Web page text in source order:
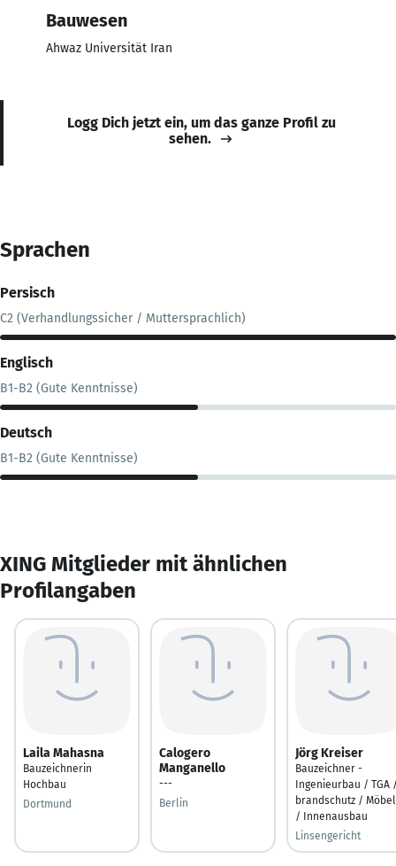
Bauwesen
Ahwaz Universität Iran
Logg Dich jetzt ein, um das ganze Profil zu
sehen.
Sprachen
Persisch
C2 (Verhandlungssicher / Muttersprachlich)
Englisch
B1-B2 (Gute Kenntnisse)
Deutsch
B1-B2 (Gute Kenntnisse)
XING Mitglieder mit ähnlichen
Profilangaben
Laila Mahasna
Bauzeichnerin
Hochbau
Dortmund
Calogero
Manganello
---
Berlin
Jörg Kreiser
Bauzeichner -
Ingenieurbau / TGA
brandschutz / Möbel
/ Innenausbau
Linsengericht